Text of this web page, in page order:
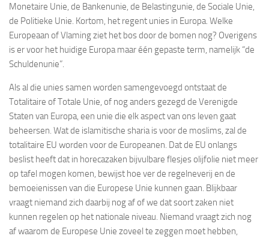
Monetaire Unie, de Bankenunie, de Belastingunie, de Sociale Unie,
de Politieke Unie. Kortom, het regent unies in Europa. Welke
Europeaan of Vlaming ziet het bos door de bomen nog? Overigens
is er voor het huidige Europa maar één gepaste term, namelijk “de
Schuldenunie”.
Als al die unies samen worden samengevoegd ontstaat de
Totalitaire of Totale Unie, of nog anders gezegd de Verenigde
Staten van Europa, een unie die elk aspect van ons leven gaat
beheersen. Wat de islamitische sharia is voor de moslims, zal de
totalitaire EU worden voor de Europeanen. Dat de EU onlangs
beslist heeft dat in horecazaken bijvulbare flesjes olijfolie niet meer
op tafel mogen komen, bewijst hoe ver de regelneverij en de
bemoeienissen van die Europese Unie kunnen gaan. Blijkbaar
vraagt niemand zich daarbij nog af of we dat soort zaken niet
kunnen regelen op het nationale niveau. Niemand vraagt zich nog
af waarom de Europese Unie zoveel te zeggen moet hebben,